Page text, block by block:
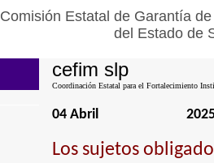
Comisión Estatal de Garantía
del Estado de
cefim slp
Coordinación Estatal para el Fortalecimiento
04 Abril
Los sujetos